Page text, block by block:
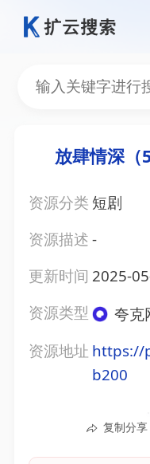
放肆情深（
资源分类 短剧
资源描述-
更新时间 2025-
资源类型
夸克
资源地址 https://
b200
复制分享